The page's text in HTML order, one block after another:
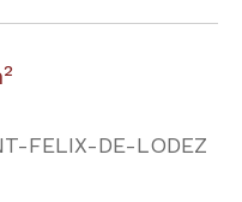
FELIX-DE-LODEZ